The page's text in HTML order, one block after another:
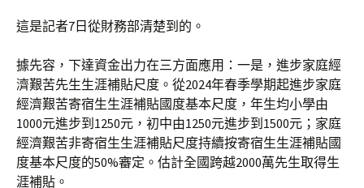
這是記者7日從財務部清楚到的。
據先容，下達資金出力在三方面應用：一是，進步家庭經
濟艱苦先生生涯補貼尺度。從2024年春季學期起進步家庭
經濟艱苦寄宿生生涯補貼國度基本尺度，年生均小學由
1000元進步到1250元，初中由1250元進步到1500元；家庭
經濟艱苦非寄宿生生涯補貼尺度持續按寄宿生生涯補貼國
度基本尺度的50%審定。估計全國跨越2000萬先生取得生
涯補貼。